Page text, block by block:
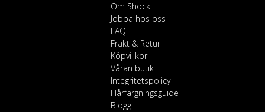
Om Shock
Jobba hos oss
FAQ
Frakt & Retur
Köpvillkor
Våran butik
Integritetspolicy
Hårfärgningsguide
Blogg